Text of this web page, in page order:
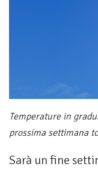
Temperature in
prossima settimana
Sarà un fine